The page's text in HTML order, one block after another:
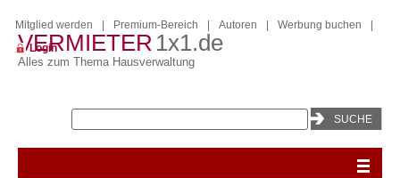
VERMIETER 1x1.de
Alles zum Thema Hausverwaltung
Mitglied werden Premium-Bereich Autoren Werbung buchen
Login